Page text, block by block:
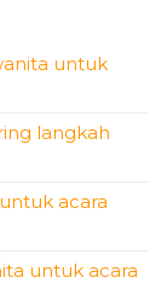
untuk
langkah
acara
untuk acara